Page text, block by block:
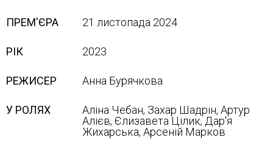
ПРЕМ'ЄРА 21 листопада 2024
РІК 2023
РЕЖИСЕР Анна Бурячкова
У РОЛЯХ
Аліна Чебан, Захар Шадрін, Артур
Алієв, Єлизавета Цілик, Дар'я
Жихарська, Арсеній Марков